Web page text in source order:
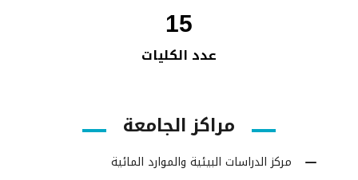
15
عدد الكليات
مراكز الجامعة
مركز الدراسات البيئية والموارد المائية